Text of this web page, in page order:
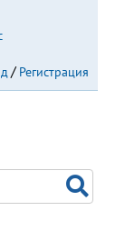
Регистрация